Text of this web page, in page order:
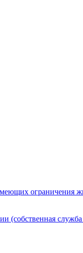
ограничения
(собственная